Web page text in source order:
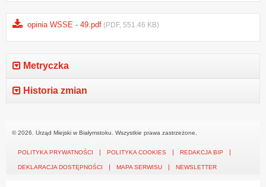
opinia WSSE - 49.pdf (PDF, 551.46 KB)
Metryczka
Historia zmian
© 2026. Urząd Miejski w Białymstoku. Wszystkie prawa zastrzeżone.
POLITYKA PRYWATNOŚCI POLITYKA COOKIES REDAKCJA BIP
DEKLARACJA DOSTĘPNOŚCI MAPA SERWISU NEWSLETTER